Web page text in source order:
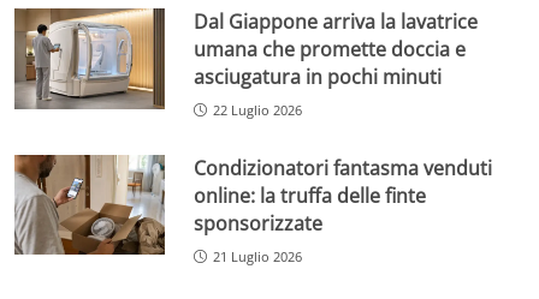
Dal Giappone arriva la lavatrice
umana che promette doccia e
asciugatura in pochi minuti
22 Luglio 2026
Condizionatori fantasma venduti
online: la truffa delle finte
sponsorizzate
21 Luglio 2026